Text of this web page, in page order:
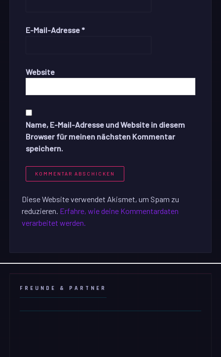
E-Mail-Adresse *
Website
Name, E-Mail-Adresse und Website in diesem
Browser für meinen nächsten Kommentar
speichern.
Diese Website verwendet Akismet, um Spam zu
reduzieren. Erfahre, wie deine Kommentardaten
verarbeitet werden.
FREUNDE & PARTNER